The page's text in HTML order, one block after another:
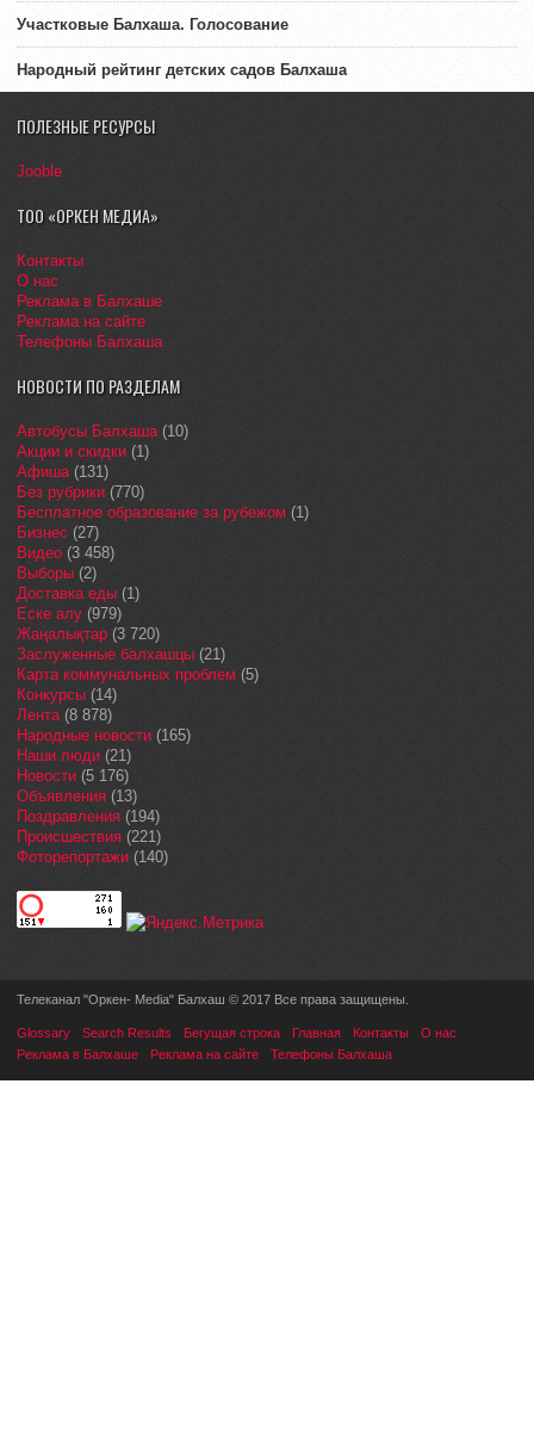
Участковые Балхаша. Голосование
Народный рейтинг детских садов Балхаша
ПОЛЕЗНЫЕ РЕСУРСЫ
Jooble
ТОО «ОРКЕН МЕДИА»
Контакты
О нас
Реклама в Балхаше
Реклама на сайте
Телефоны Балхаша
НОВОСТИ ПО РАЗДЕЛАМ
Автобусы Балхаша (10)
Акции и скидки (1)
Афиша (131)
Без рубрики (770)
Бесплатное образование за рубежом (1)
Бизнес (27)
Видео (3 458)
Выборы (2)
Доставка еды (1)
Еске алу (979)
Жаңалықтар (3 720)
Заслуженные балхашцы (21)
Карта коммунальных проблем (5)
Конкурсы (14)
Лента (8 878)
Народные новости (165)
Наши люди (21)
Новости (5 176)
Объявления (13)
Поздравления (194)
Происшествия (221)
Фоторепортажи (140)
Телеканал "Оркен- Media" Балхаш © 2017 Все права защищены.
Glossary Search Results Бегущая строка Главная Контакты
О нас
Реклама в Балхаше
Реклама на сайте Телефоны Балхаша